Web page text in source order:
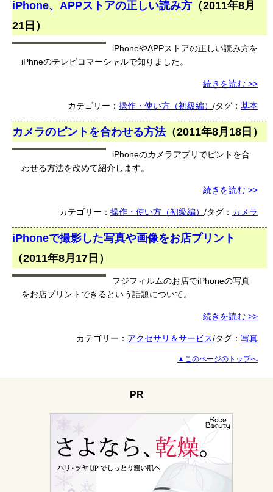
iPhone、APPストアの正しい読み方 （2011年8月
21日 ）
iPhoneやAPPストアの正しい読み方を
iPhneのテレビコマーシャルで知りました。
続きを読む >>
カテゴリー： 操作・使い方（初級編） /タグ： 基本
カメラのピントを合わせる方法（2011年8月18日 ）
iPhoneのカメラアプリでピントを合
わせる方法を改めて紹介します。
続きを読む >>
カテゴリー： 操作・使い方（初級編） /タグ： カメラ
iPhoneで撮影した写真や画像をお店プリント
（2011年8月17日 ）
フジフィルムのお店でiPhoneの写真
をお店プリントできるという話題について。
続きを読む >>
カテゴリー： アクセサリ＆サービス/タグ： 写真
▲このページのトップへ
PR